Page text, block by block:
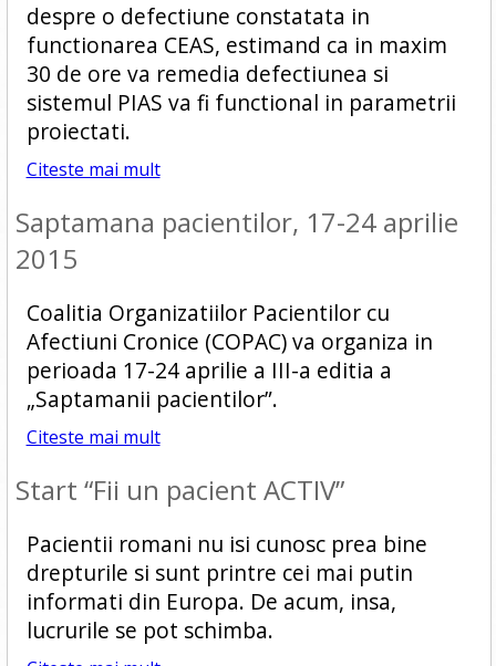
despre o defectiune constatata in
functionarea CEAS, estimand ca in maxim
30 de ore va remedia defectiunea si
sistemul PIAS va fi functional in parametrii
proiectati.
Citeste mai mult
Saptamana pacientilor, 17-24 aprilie
2015
Coalitia Organizatiilor Pacientilor cu
Afectiuni Cronice (COPAC) va organiza in
perioada 17-24 aprilie a III-a editia a
„Saptamanii pacientilor”.
Citeste mai mult
Start “Fii un pacient ACTIV”
Pacientii romani nu isi cunosc prea bine
drepturile si sunt printre cei mai putin
informati din Europa. De acum, insa,
lucrurile se pot schimba.